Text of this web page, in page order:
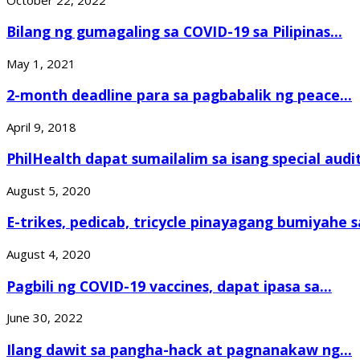
Bilang ng gumagaling sa COVID-19 sa Pilipinas...
May 1, 2021
2-month deadline para sa pagbabalik ng peace...
April 9, 2018
PhilHealth dapat sumailalim sa isang special
August 5, 2020
E-trikes, pedicab, tricycle pinayagang bumiyahe
August 4, 2020
Pagbili ng COVID-19 vaccines, dapat ipasa sa...
June 30, 2022
Ilang dawit sa pangha-hack at pagnanakaw ng...